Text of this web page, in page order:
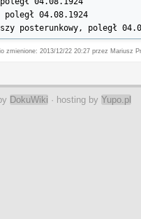
04.08.1924
posterunkowy, poległ
zmienione: 2013/12/22 20:27 przez Mariusz
DokuWiki · hosting by Yupo.pl